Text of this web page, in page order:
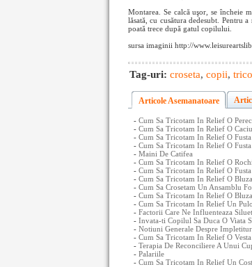
Montarea. Se calcă uşor, se încheie
lăsată, cu cusătura dedesubt. Pentru
poată trece după gatul copilului.
sursa imaginii http://
Tag-uri: croseta, copii,
Articole Asemanatoare
- Cum Sa Tricotam In Relief O
- Cum Sa Tricotam In Relief O
- Cum Sa Tricotam In Relief O
- Cum Sa Tricotam In Relief O
- Maini De Catifea
- Cum Sa Tricotam In Relief O
- Cum Sa Tricotam In Relief O
- Cum Sa Tricotam In Relief O
- Cum Sa Crosetam Un Ansamblu
- Cum Sa Tricotam In Relief O
- Cum Sa Tricotam In Relief Un
- Factorii Care Ne Influenteaza
- Invata-ti Copilul Sa Duca O Viata
- Notiuni Generale Despre
- Cum Sa Tricotam In Relief O
- Terapia De Reconciliere A Unui
- Palariile
- Cum Sa Tricotam In Relief Un